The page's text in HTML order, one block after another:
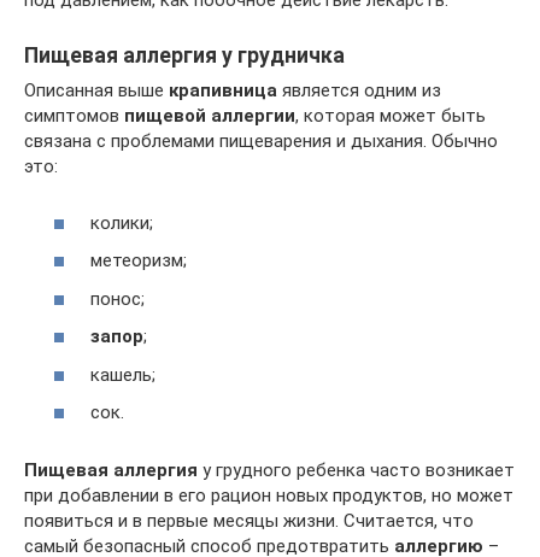
Пищевая аллергия у грудничка
Описанная выше крапивница является одним из
симптомов пищевой аллергии, которая может быть
связана с проблемами пищеварения и дыхания. Обычно
это:
колики;
метеоризм;
понос;
запор;
кашель;
сок.
Пищевая аллергия у грудного ребенка часто возникает
при добавлении в его рацион новых продуктов, но может
появиться и в первые месяцы жизни. Считается, что
самый безопасный способ предотвратить аллергию –